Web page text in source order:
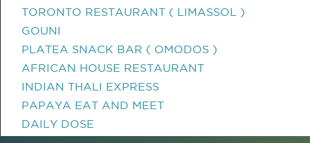
TORONTO RESTAURANT ( LIMASSOL )
GOUNI
PLATEA SNACK BAR ( OMODOS )
AFRICAN HOUSE RESTAURANT
INDIAN THALI EXPRESS
PAPAYA EAT AND MEET
DAILY DOSE